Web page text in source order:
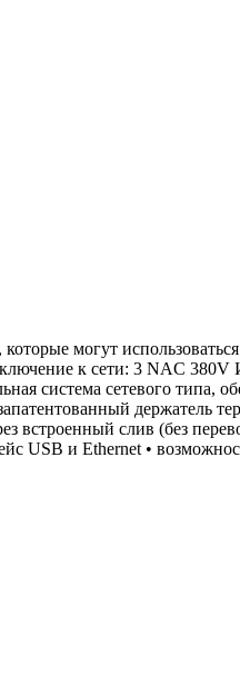
могут
к сети: 3 NAC 380V
система сетевого типа,
держатель
встроенный слив (без
USB и Ethernet •